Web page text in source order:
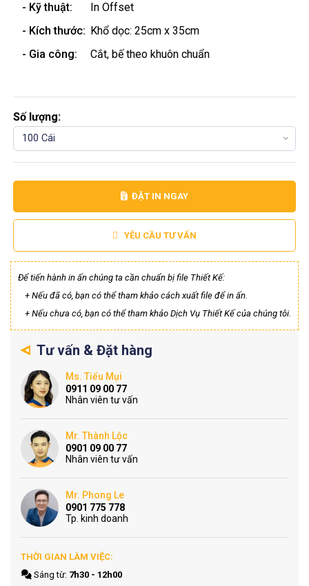
- Kỹ thuật:
In Offset
- Kích thước: Khổ dọc: 25cm x 35cm
- Gia công:
Cắt, bế theo khuôn chuẩn
Số lượng:
100 Cái
ĐẶT IN NGAY
YÊU CẦU TƯ VẤN
Để tiến hành in ấn chúng ta cần chuẩn bị file Thiết Kế:
+ Nếu đã có, bạn có thể tham khảo cách xuất file để in ấn.
+ Nếu chưa có, bạn có thể tham khảo Dịch Vụ Thiết Kế của chúng tôi.
Tư vấn & Đặt hàng
Ms. Tiểu Mụi
0911 09 00 77
Nhân viên tư vấn
Mr. Thành Lộc
0901 09 00 77
Nhân viên tư vấn
Mr. Phong Le
0901 775 778
Tp. kinh doanh
THỜI GIAN LÀM VIỆC:
Sáng từ: 7h30 - 12h00